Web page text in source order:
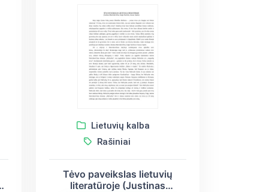
Lietuvių kalba
Rašiniai
Tėvo paveikslas lietuvių
literatūroje (Justinas